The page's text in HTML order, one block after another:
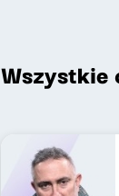
Wszystkie